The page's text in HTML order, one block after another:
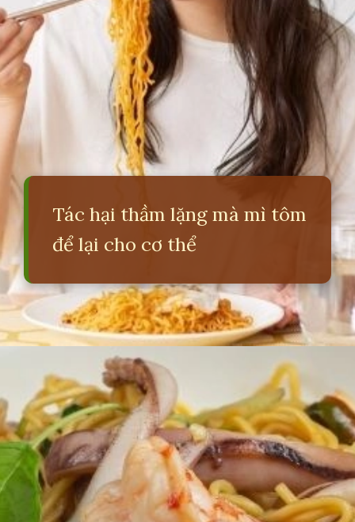
Tác hại thầm lặng mà mì tôm
để lại cho cơ thể
https://erci.edu.vn/tac-hai-mi-tom